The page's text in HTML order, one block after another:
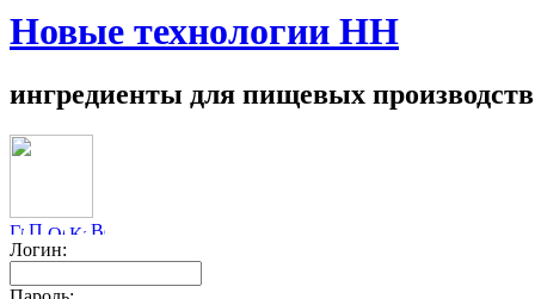
Новые технологии НН
ингредиенты для пищевых производств
Логин: